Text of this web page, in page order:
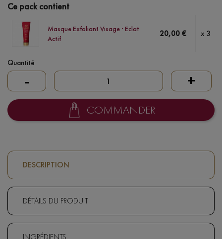
Ce pack contient
Masque Exfoliant Visage · Eclat
Actif
20,00 € x 3
Quantité
- +
COMMANDER
DESCRIPTION
DÉTAILS DU PRODUIT